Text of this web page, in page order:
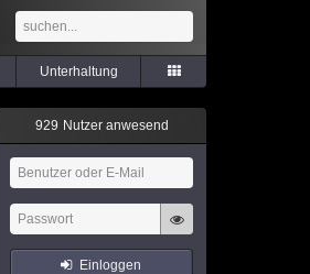
Unterhaltung
929 Nutzer anwesend
Einloggen